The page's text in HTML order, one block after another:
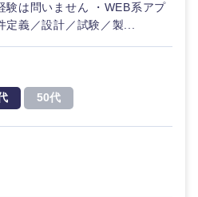
富山県
験は問いません ・WEB系アプ
定義／設計／試験／製...
50代